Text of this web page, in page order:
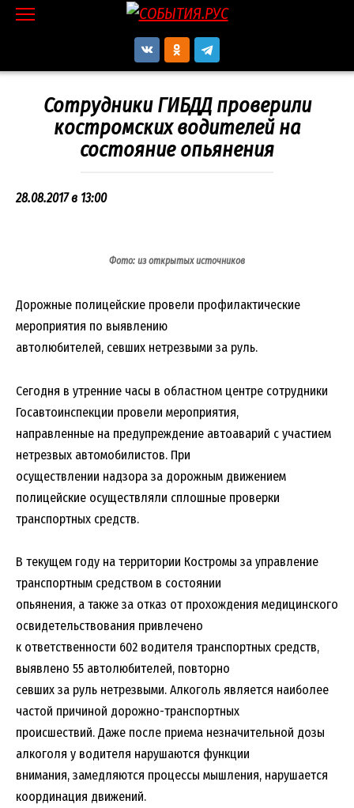
Перейти
Сотрудники ГИБДД проверили
костромских водителей на
состояние опьянения
28.08.2017 в 13:00
Фото: из открытых источников
Дорожные полицейские провели профилактические
мероприятия по выявлению
автолюбителей, севших нетрезвыми за руль.
Сегодня в утренние часы в областном центре сотрудники
Госавтоинспекции провели мероприятия,
направленные на предупреждение автоаварий с участием
нетрезвых автомобилистов. При
осуществлении надзора за дорожным движением
полицейские осуществляли сплошные проверки
транспортных средств.
В текущем году на территории Костромы за управление
транспортным средством в состоянии
опьянения, а также за отказ от прохождения медицинского
освидетельствования привлечено
к ответственности 602 водителя транспортных средств,
выявлено 55 автолюбителей, повторно
севших за руль нетрезвыми. Алкоголь является наиболее
частой причиной дорожно-транспортных
происшествий. Даже после приема незначительной дозы
алкоголя у водителя нарушаются функции
внимания, замедляются процессы мышления, нарушается
координация движений.